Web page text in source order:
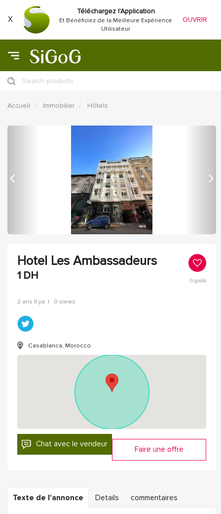
X
Téléchargez l'Application
Et Bénéficiez de la Meilleure Expérience
Utilisateur
OUVRIR
Search products
Accueil Immobilier Hôtels
Hotel Les Ambassadeurs
1 DH 0goûts
2 ans Il ya | 0 views
Casablanca, Morocco
Chat avec le vendeur
Faire une offre
Texte de l'annonce Details commentaires